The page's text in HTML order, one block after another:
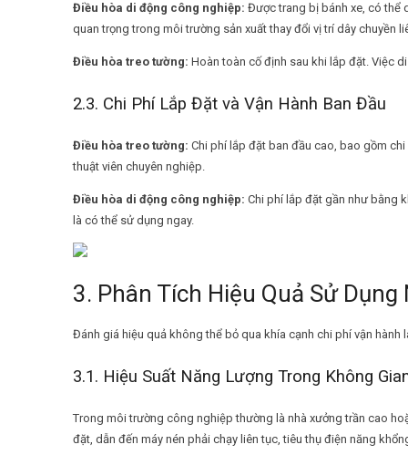
Điều hòa di động công nghiệp: Được trang bị bánh xe, có thể
quan trọng trong môi trường sản xuất thay đổi vị trí dây chuyền
Điều hòa treo tường: Hoàn toàn cố định sau khi lắp đặt. Việc
2.3. Chi Phí Lắp Đặt và Vận Hành Ban Đầu
Điều hòa treo tường: Chi phí lắp đặt ban đầu cao, bao gồm
thuật viên chuyên nghiệp.
Điều hòa di động công nghiệp: Chi phí lắp đặt gần như bằng
là có thể sử dụng ngay.
3. Phân Tích Hiệu Quả Sử
Đánh giá hiệu quả không thể bỏ qua khía cạnh chi phí vận hành
3.1. Hiệu Suất Năng Lượng Trong Không
Trong môi trường công nghiệp thường là nhà xưởng trần cao
đặt, dẫn đến máy nén phải chạy liên tục, tiêu thụ điện năng